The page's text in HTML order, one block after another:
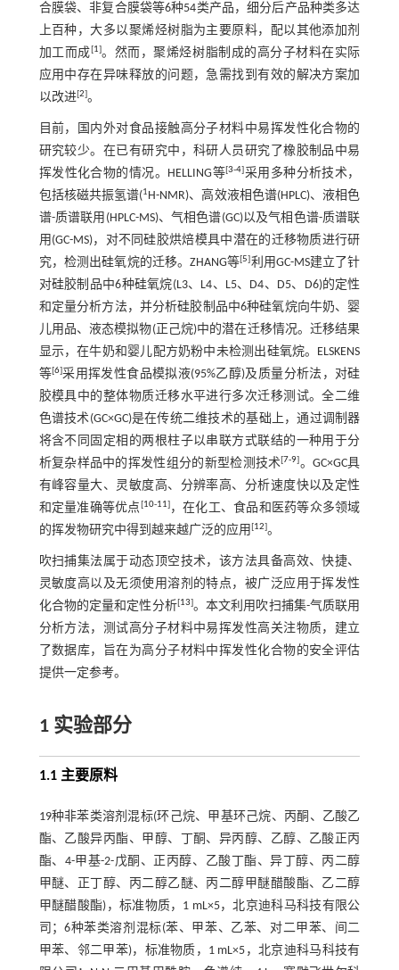
合膜袋、非复合膜袋等6种54类产品，细分后产品种类多达
上百种，大多以聚烯烃树脂为主要原料，配以其他添加剂
加工而成[1]。然而，聚烯烃树脂制成的高分子材料在实际
应用中存在异味释放的问题，急需找到有效的解决方案加
以改进[2]。
目前，国内外对食品接触高分子材料中易挥发性化合物的
研究较少。在已有研究中，科研人员研究了橡胶制品中易
挥发性化合物的情况。HELLING等[3-4]采用多种分析技术，
包括核磁共振氢谱(1H-NMR)、高效液相色谱(HPLC)、液相色
谱-质谱联用(HPLC-MS)、气相色谱(GC)以及气相色谱-质谱联
用(GC-MS)，对不同硅胶烘焙模具中潜在的迁移物质进行研
究，检测出硅氧烷的迁移。ZHANG等[5]利用GC-MS建立了针
对硅胶制品中6种硅氧烷(L3、L4、L5、D4、D5、D6)的定性
和定量分析方法，并分析硅胶制品中6种硅氧烷向牛奶、婴
儿用品、液态模拟物(正己烷)中的潜在迁移情况。迁移结果
显示，在牛奶和婴儿配方奶粉中未检测出硅氧烷。ELSKENS
等[6]采用挥发性食品模拟液(95%乙醇)及质量分析法，对硅
胶模具中的整体物质迁移水平进行多次迁移测试。全二维
色谱技术(GC×GC)是在传统二维技术的基础上，通过调制器
将含不同固定相的两根柱子以串联方式联结的一种用于分
析复杂样品中的挥发性组分的新型检测技术[7-9]。GC×GC具
有峰容量大、灵敏度高、分辨率高、分析速度快以及定性
和定量准确等优点 [10-11]，在化工、食品和医药等众多领域
的挥发物研究中得到越来越广泛的应用 [12]。
吹扫捕集法属于动态顶空技术，该方法具备高效、快捷、
灵敏度高以及无须使用溶剂的特点，被广泛应用于挥发性
化合物的定量和定性分析[13]。本文利用吹扫捕集-气质联用
分析方法，测试高分子材料中易挥发性高关注物质，建立
了数据库，旨在为高分子材料中挥发性化合物的安全评估
提供一定参考。
1 实验部分
1.1 主要原料
19种非苯类溶剂混标(环己烷、甲基环己烷、丙酮、乙酸乙
酯、乙酸异丙酯、甲醇、丁酮、异丙醇、乙醇、乙酸正丙
酯、4-甲基-2-戊酮、正丙醇、乙酸丁酯、异丁醇、丙二醇
甲醚、正丁醇、丙二醇乙醚、丙二醇甲醚醋酸酯、乙二醇
甲醚醋酸酯)，标准物质，1 mL×5，北京迪科马科技有限公
司；6种苯类溶剂混标(苯、甲苯、乙苯、对二甲苯、间二
甲苯、邻二甲苯)，标准物质，1 mL×5，北京迪科马科技有